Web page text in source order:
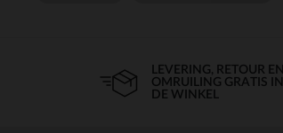
LEVERING, RETOUR EN
OMRUILING GRATIS IN
DE WINKEL